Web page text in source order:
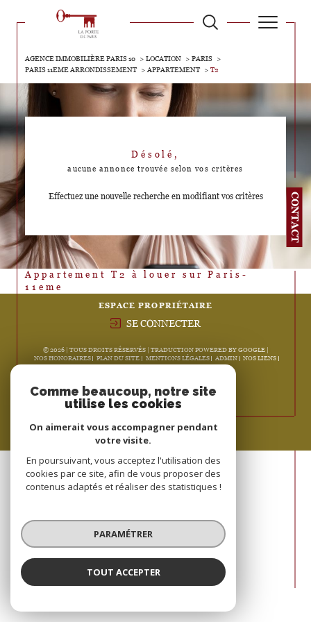
CONTACT
AGENCE IMMOBILIÈRE PARIS 10 LOCATION
PARIS
PARIS 11EME ARRONDISSEMENT
APPARTEMENT T2
Désolé,
aucune annonce trouvée selon vos critères
Effectuez une nouvelle recherche en modifiant vos critères
Appartement T2 à louer sur Paris-
11eme
ESPACE PROPRIÉTAIRE
SE CONNECTER
© 2026 | TOUS DROITS RÉSERVÉS | TRADUCTION POWERED BY GOOGLE |
NOS HONORAIRES
PLAN DU SITE MENTIONS LÉGALES ADMIN
NOS LIENS
POLITIQUE RGPD
COOKIES
Comme beaucoup, notre site
utilise les cookies
On aimerait vous accompagner pendant
votre visite.
En poursuivant, vous acceptez l'utilisation des
cookies par ce site, afin de vous proposer des
contenus adaptés et réaliser des statistiques !
PARAMÉTRER
TOUT ACCEPTER